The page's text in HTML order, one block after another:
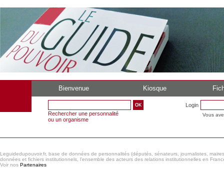
Bienvenue Kiosque
Rechercher une personnalité
ou un organisme
Login
Vous
Leguidedupouvoir.fr, base de données de personnalités (députés, sénateurs, journalistes,
données et fichiers institutionnels, l'ensemble des acteurs des relations institutionnelles en
Voir nos Partenaires